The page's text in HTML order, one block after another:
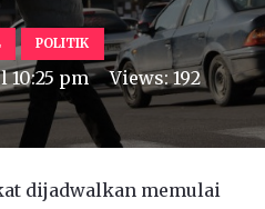
POLITIK
10:25 pm Views:192
dijadwalkan memulai